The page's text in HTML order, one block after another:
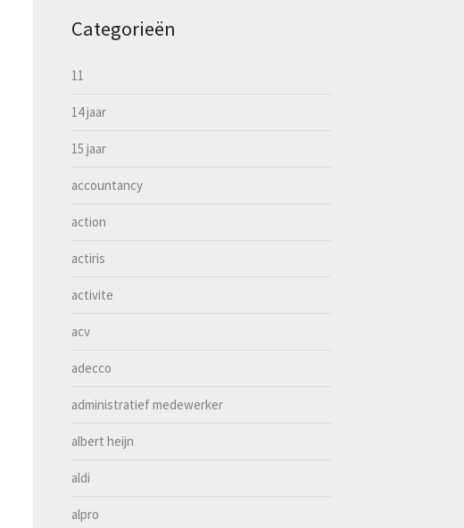
Categorieën
11
14 jaar
15 jaar
accountancy
action
actiris
activite
acv
adecco
administratief medewerker
albert heijn
aldi
alpro